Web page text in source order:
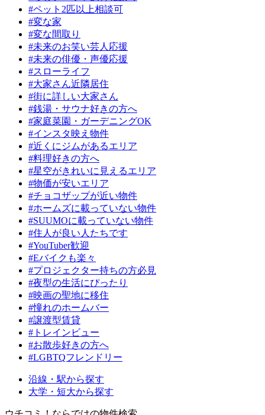
#ペット2匹以上相談可
#変な家
#変な間取り
#未来のお笑い芸人応援
#未来の俳優・声優応援
#スローライフ
#大家さん近隣居住
#街に詳しい大家さん
#銭湯・サウナ好きの方へ
#家庭菜園・ガーデニングOK
#インスタ映え物件
#近くにジムがあるエリア
#料理好きの方へ
#星空がきれいに見えるエリア
#物価が安いエリア
#チョコザップが近い物件
#ホームズに載っていない物件
#SUUMOに載っていない物件
#住人が良い人たちです
#YouTuber歓迎
#Eバイクも楽々
#プロジェクター持ちの方必見
#夜型の生活にぴったり
#映画の聖地に移住
#憧れのホームバー
#譲渡型賃貸
#トレインビュー
#お散歩好きの方へ
#LGBTQフレンドリー
沿線・駅から探す
大学・短大から探す